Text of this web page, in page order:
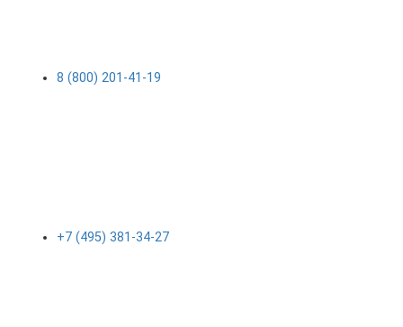
8 (800) 201-41-19
+7 (495) 381-34-27